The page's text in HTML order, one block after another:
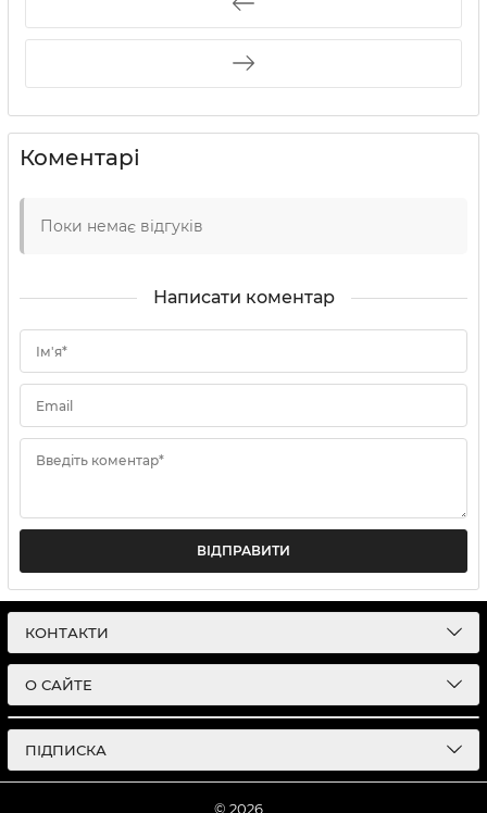
Коментарі
Поки немає відгуків
Написати коментар
Ім'я*
Email
Введіть коментар*
ВІДПРАВИТИ
КОНТАКТИ
О САЙТЕ
ПІДПИСКА
© 2026